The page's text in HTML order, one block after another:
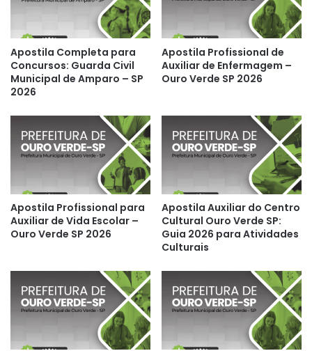
Apostila Completa para
Concursos: Guarda Civil
Municipal de Amparo – SP
2026
Apostila Profissional de
Auxiliar de Enfermagem –
Ouro Verde SP 2026
Apostila Profissional para
Auxiliar de Vida Escolar –
Ouro Verde SP 2026
Apostila Auxiliar do Centro
Cultural Ouro Verde SP:
Guia 2026 para Atividades
Culturais